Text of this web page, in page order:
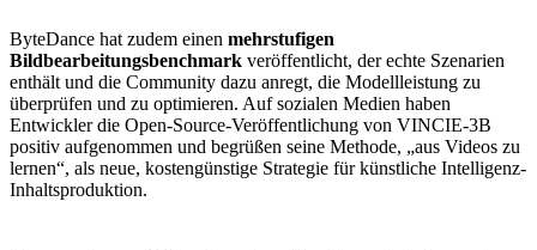
ByteDance hat zudem einen mehrstufigen
Bildbearbeitungsbenchmark veröffentlicht, der echte Szenarien
enthält und die Community dazu anregt, die Modellleistung zu
überprüfen und zu optimieren. Auf sozialen Medien haben
Entwickler die Open-Source-Veröffentlichung von VINCIE-3B
positiv aufgenommen und begrüßen seine Methode, „aus Videos zu
lernen“, als neue, kostengünstige Strategie für künstliche Intelligenz-
Inhaltsproduktion.